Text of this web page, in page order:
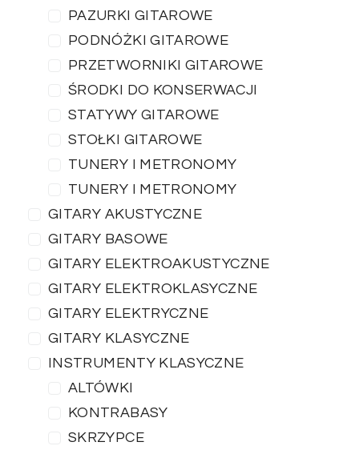
PAZURKI GITAROWE
PODNÓŻKI GITAROWE
PRZETWORNIKI GITAROWE
ŚRODKI DO KONSERWACJI
STATYWY GITAROWE
STOŁKI GITAROWE
TUNERY I METRONOMY
TUNERY I METRONOMY
GITARY AKUSTYCZNE
GITARY BASOWE
GITARY ELEKTROAKUSTYCZNE
GITARY ELEKTROKLASYCZNE
GITARY ELEKTRYCZNE
GITARY KLASYCZNE
INSTRUMENTY KLASYCZNE
ALTÓWKI
KONTRABASY
SKRZYPCE